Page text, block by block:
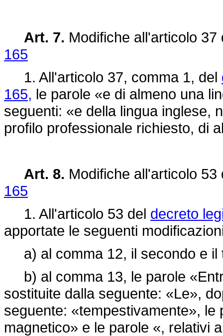
Art. 7. Modifiche all'articolo
165
1. All'articolo 37, comma 1, del
165, le parole «e di almeno una
seguenti: «e della lingua inglese,
profilo professionale richiesto, di
Art. 8. Modifiche all'articolo
165
1. All'articolo 53 del decreto
apportate le seguenti
a) al comma 12, il secondo e il
b) al comma 13, le parole
sostituite dalla seguente: «Le»,
seguente: «tempestivamente»,
magnetico» e le parole «, relativi